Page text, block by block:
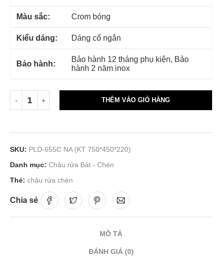
Màu sắc: Crom bóng
Kiểu dáng: Dáng cổ ngắn
Bảo hành:
Bảo hành 12 tháng phụ kiện, Bảo
hành 2 năm inox
THÊM VÀO GIỎ HÀNG
SKU: PLD-655C NA (KT 750*450*220)
Danh mục: Chậu rửa Bát - Chén
Thẻ: chậu rửa chén
Chia sẻ
MÔ TẢ
ĐÁNH GIÁ (0)